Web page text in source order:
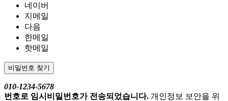
네이버
지메일
다음
한메일
핫메일
비밀번호 찾기
010-1234-5678
번호로 임시비밀번호가 전송되었습니다. 개인정보 보안을 위